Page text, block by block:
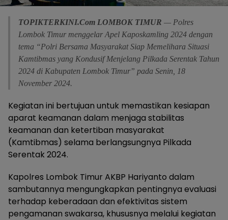
TOPIKTERKINI.Com LOMBOK TIMUR — Polres
Lombok Timur menggelar Apel Kaposkamling 2024 dengan
tema “Polri Bersama Masyarakat Siap Memelihara Situasi
Kamtibmas yang Kondusif Menjelang Pilkada Serentak Tahun
2024 di Kabupaten Lombok Timur” pada Senin, 18
November 2024.
Kegiatan ini bertujuan untuk memastikan kesiapan
aparat keamanan dalam menjaga stabilitas
keamanan dan ketertiban masyarakat
(Kamtibmas) selama berlangsungnya Pilkada
Serentak 2024.
Kapolres Lombok Timur AKBP Hariyanto dalam
sambutannya mengungkapkan pentingnya evaluasi
terhadap keberadaan dan efektivitas sistem
pengamanan swakarsa, khususnya melalui kegiatan